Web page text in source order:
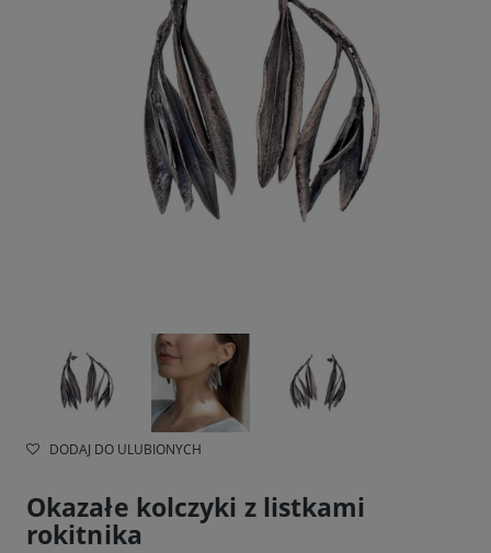
DODAJ DO ULUBIONYCH
Okazałe kolczyki z listkami
rokitnika